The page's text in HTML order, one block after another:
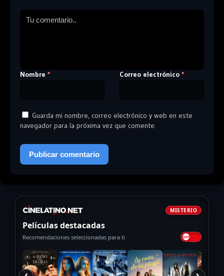
Nombre * Correo electrónico *
Guarda mi nombre, correo electrónico y web en este
navegador para la próxima vez que comente.
MISTERIO
Películas destacadas
Recomendaciones seleccionadas para ti